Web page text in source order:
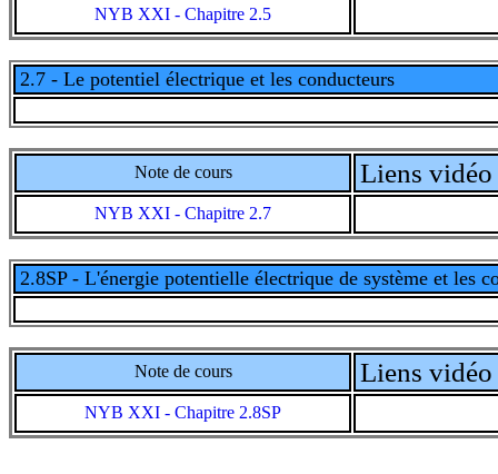
NYB XXI - Chapitre 2.5
2.7 - Le potentiel électrique et les conducteurs
Note de cours Liens vidéo
NYB XXI - Chapitre 2.7
2.8SP - L'énergie potentielle électrique de système et les
Note de cours Liens vidéo
NYB XXI - Chapitre 2.8SP